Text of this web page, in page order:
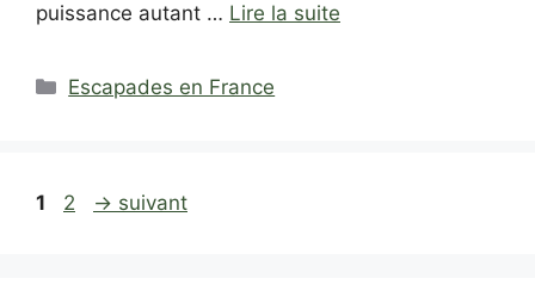
puissance autant … Lire la suite
Catégories
Escapades en France
Page
1 Page
2 → suivant